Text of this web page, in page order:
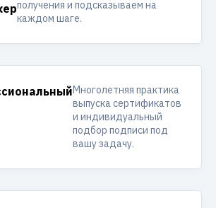
получения и подсказываем на
каждом шаге.
Многолетняя практика
выпуска сертификатов
и индивидуальный
подбор подписи под
вашу задачу.